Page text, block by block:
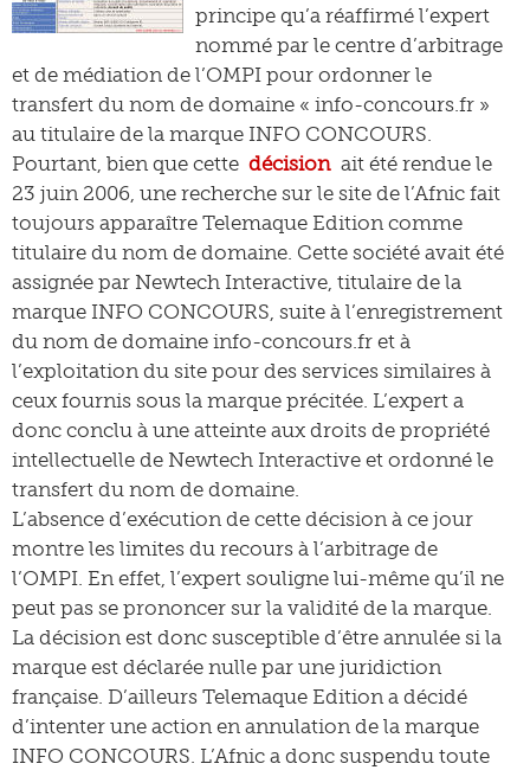
principe qu’a réaffirmé l’expert
nommé par le centre d’arbitrage
et de médiation de l’OMPI pour ordonner le
transfert du nom de domaine « info-concours.fr »
au titulaire de la marque INFO CONCOURS.
Pourtant, bien que cette décision ait été rendue le
23 juin 2006, une recherche sur le site de l’Afnic fait
toujours apparaître Telemaque Edition comme
titulaire du nom de domaine. Cette société avait été
assignée par Newtech Interactive, titulaire de la
marque INFO CONCOURS, suite à l’enregistrement
du nom de domaine info-concours.fr et à
l’exploitation du site pour des services similaires à
ceux fournis sous la marque précitée. L’expert a
donc conclu à une atteinte aux droits de propriété
intellectuelle de Newtech Interactive et ordonné le
transfert du nom de domaine.
L’absence d’exécution de cette décision à ce jour
montre les limites du recours à l’arbitrage de
l’OMPI. En effet, l’expert souligne lui-même qu’il ne
peut pas se prononcer sur la validité de la marque.
La décision est donc susceptible d’être annulée si la
marque est déclarée nulle par une juridiction
française. D’ailleurs Telemaque Edition a décidé
d’intenter une action en annulation de la marque
INFO CONCOURS. L’Afnic a donc suspendu toute